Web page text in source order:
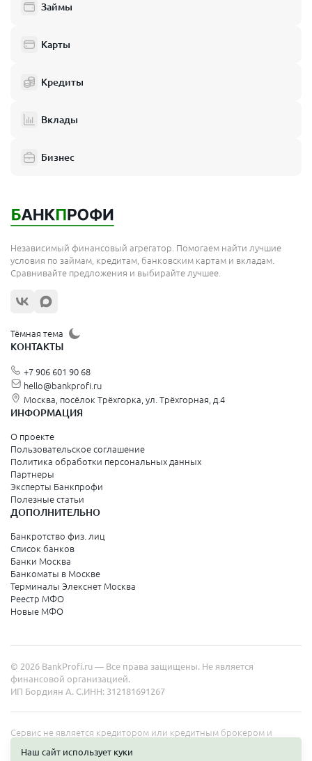
Займы
Карты
Кредиты
Вклады
Бизнес
Независимый финансовый агрегатор. Помогаем найти лучшие
условия по займам, кредитам, банковским картам и вкладам.
Сравнивайте предложения и выбирайте лучшее.
Тёмная тема
КОНТАКТЫ
+7 906 601 90 68
hello@bankprofi.ru
Москва, посёлок Трёхгорка, ул. Трёхгорная, д.4
ИНФОРМАЦИЯ
О проекте
Пользовательское соглашение
Политика обработки персональных данных
Партнеры
Эксперты Банкпрофи
Полезные статьи
ДОПОЛНИТЕЛЬНО
Банкротство физ. лиц
Список банков
Банки Москва
Банкоматы в Москве
Терминалы Элекснет Москва
Реестр МФО
Новые МФО
© 2026 BankProfi.ru — Все права защищены. Не является
финансовой организацией.
ИП Бордиян А. С. ИНН: 312181691267
Сервис не является кредитором или кредитным брокером и
на сайте не является публичной офертой. Полные условия услуг
Наш сайт использует куки